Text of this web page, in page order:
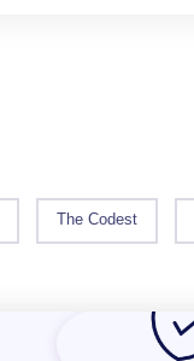
The Codest